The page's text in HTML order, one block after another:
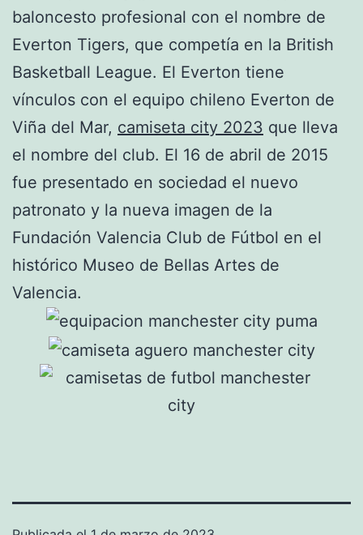
baloncesto profesional con el nombre de
Everton Tigers, que competía en la British
Basketball League. El Everton tiene
vínculos con el equipo chileno Everton de
Viña del Mar, camiseta city 2023 que lleva
el nombre del club. El 16 de abril de 2015
fue presentado en sociedad el nuevo
patronato y la nueva imagen de la
Fundación Valencia Club de Fútbol en el
histórico Museo de Bellas Artes de
Valencia.